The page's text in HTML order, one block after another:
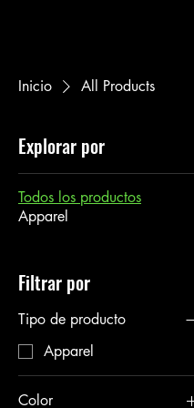
Inicio All Products
Explorar por
Todos los productos
Apparel
Filtrar por
Tipo de producto
Apparel
Color